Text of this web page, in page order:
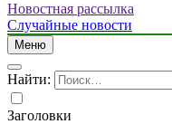
Новостная рассылка
Случайные новости
Меню
Найти:
Заголовки